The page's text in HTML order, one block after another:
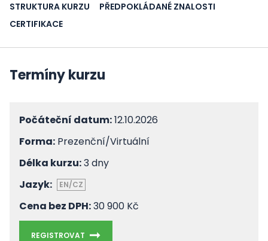
STRUKTURA KURZU
PŘEDPOKLÁDANÉ ZNALOSTI
CERTIFIKACE
Termíny kurzu
Počáteční datum:12.10.2026
Forma: Prezenční/Virtuální
Délka kurzu:3 dny
Jazyk:
EN/CZ
Cena bez DPH:30 900 Kč
REGISTROVAT